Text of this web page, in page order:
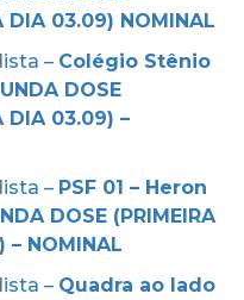
DIA 03.09) NOMINAL
– Colégio Stênio
DOSE
DIA 03.09) –
– PSF 01 – Heron
DOSE (PRIMEIRA
– NOMINAL
– Quadra ao lado